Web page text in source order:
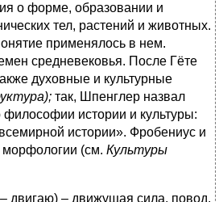
о форме, образовании и
тел, растений и животных.
применялось в нем.
средневековья. После Гёте
духовные и культурные
так, Шпенглер назвал
истории и культуры:
истории». Фробениус и
морфологии (см. Культуры
двигаю) – движущая сила, повод,